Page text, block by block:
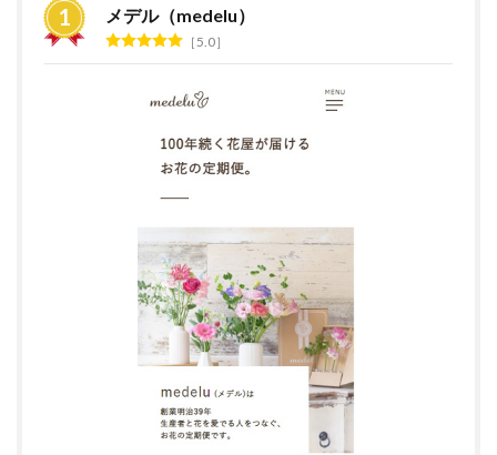
おす
すめ
ラン
キン
メデル（medelu）
5.0